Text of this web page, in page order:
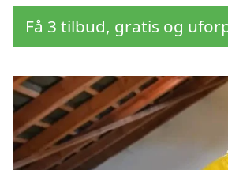
Få 3 tilbud, gratis og